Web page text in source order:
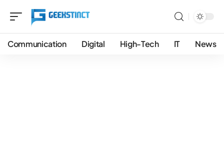
Communication Digital High-Tech IT News